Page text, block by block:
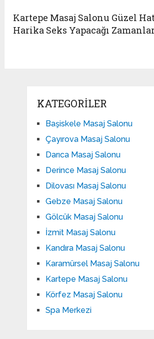
Kartepe Masaj Salonu Güzel
Harika Seks Yapacağı
KATEGORILER
Başiskele Masaj Salonu
Çayırova Masaj Salonu
Darıca Masaj Salonu
Derince Masaj Salonu
Dilovası Masaj Salonu
Gebze Masaj Salonu
Gölcük Masaj Salonu
İzmit Masaj Salonu
Kandıra Masaj Salonu
Karamürsel Masaj Salonu
Kartepe Masaj Salonu
Körfez Masaj Salonu
Spa Merkezi